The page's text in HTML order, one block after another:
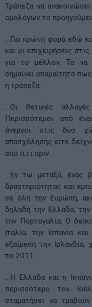
Τράπεζα να
ομολόγων το
…Για πρώτη φορά εδώ
και οι επιχειρήσεις
για το μέλλον. Το να
σημαίνει απαραίτητα
η τράπεζα.
…Οι θετικές
Περισσότεροι από
άνεργοι στις δύο
απασχόλησης είτε
από ό,τι πριν.
…Εν τω μεταξύ, ένας
δραστηριότητας και
σε όλη την Ευρώπη,
δηλαδή την Ελλάδα, την
την Πορτογαλία. Ο
Ιταλία, την Ισπανία
εξαίρεση την
το 2011.
…Η Ελλάδα και η
περισσότερο τον
σταματήσει να